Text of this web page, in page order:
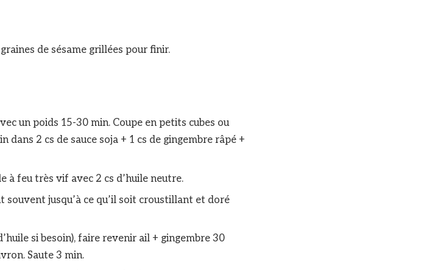
de sésame grillées pour finir.
un poids 15-30 min. Coupe en petits cubes ou
2 cs de sauce soja + 1 cs de gingembre râpé +
à feu très vif avec 2 cs d’huile neutre.
jusqu’à ce qu’il soit croustillant et doré
si besoin), faire revenir ail + gingembre 30
Saute 3 min.